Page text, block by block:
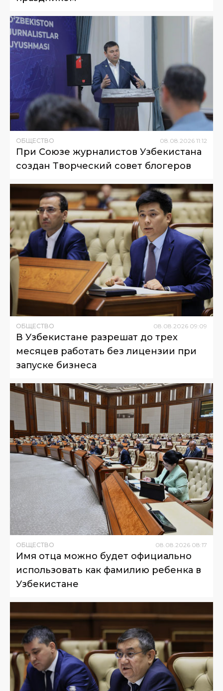
ОБЩЕСТВО 08 08 2026 11:12
При Союзе журналистов Узбекистана
создан Творческий совет блогеров
ОБЩЕСТВО 08 08 2026 09:09
В Узбекистане разрешат до трех
месяцев работать без лицензии при
запуске бизнеса
ОБЩЕСТВО 08 08 2026 08:17
Имя отца можно будет официально
использовать как фамилию ребенка в
Узбекистане